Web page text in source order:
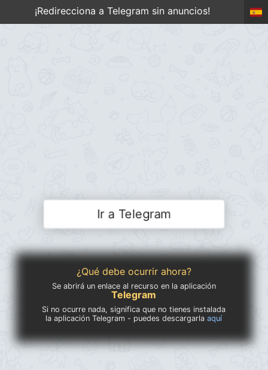
¡Redirecciona a Telegram sin anuncios!
Ir a Telegram
¿Qué debe ocurrir ahora?
Se abrirá un enlace al recurso en la aplicación
Telegram
Si no ocurre nada, significa que no tienes instalada
la aplicación Telegram - puedes descargarlaaquí